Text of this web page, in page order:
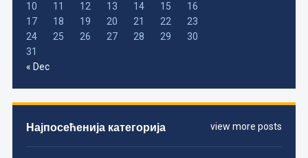
10
11 12 13 14 15
16
17
18 19 20 21 22
23
24
25 26 27 28 29
30
31
« Dec
view more posts
Најпосећенија категорија